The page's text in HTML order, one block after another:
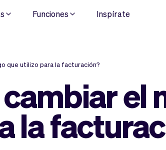
Funciones Inspírate
que utilizo para la facturación?
el
la